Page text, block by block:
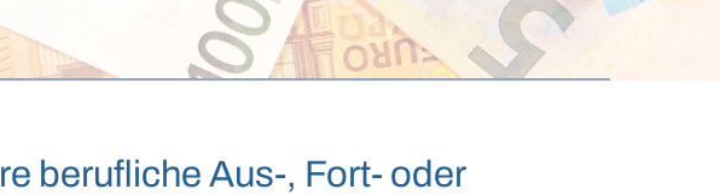
berufliche Aus-, Fort- oder